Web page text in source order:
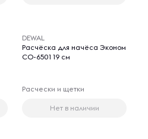
DEWAL
Расчёска для начёса Эконом
CO-6501 19 см
Расчески и щетки
Нет в наличии